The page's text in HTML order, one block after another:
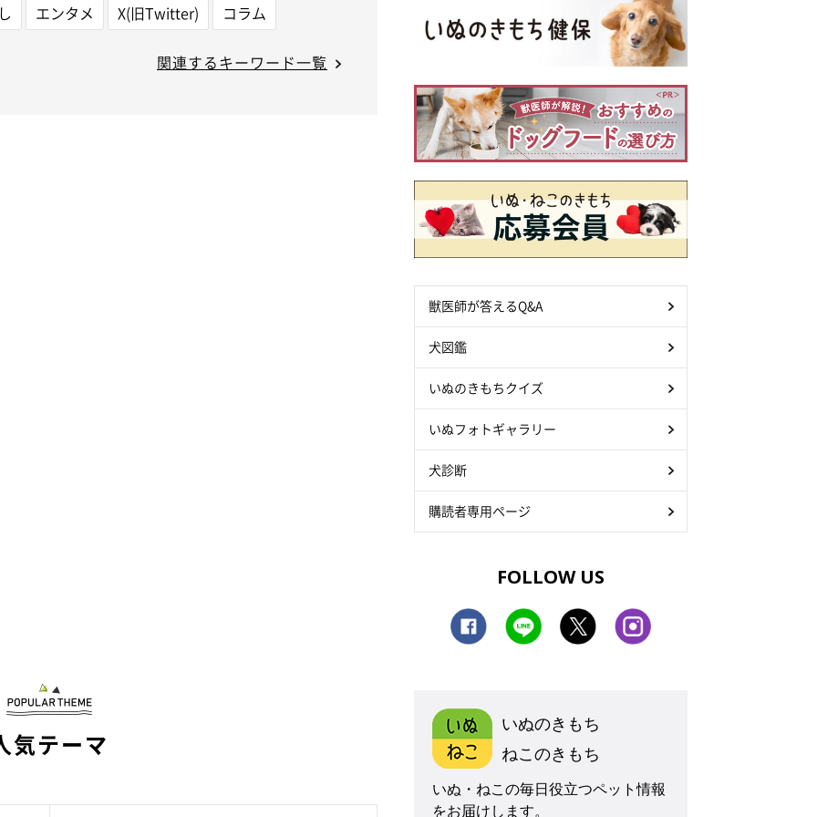
エンタメ X(旧Twitter) コラム
関連するキーワード一覧
気テーマ
獣医師が答えるQ&A
犬図鑑
いぬのきもちクイズ
いぬフォトギャラリー
犬診断
購読者専用ページ
FOLLOW US
いぬのきもち
ねこのきもち
いぬ・ねこの毎日役立つペット情報
をお届けします。